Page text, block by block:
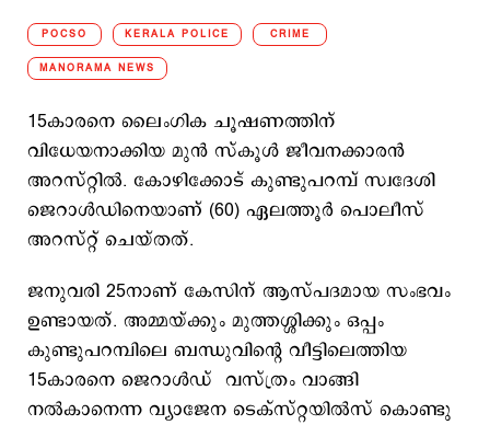
POCSO KERALA POLICE CRIME
MANORAMA NEWS
15കാരനെ ലൈംഗിക ചൂഷണത്തിന്
വിധേയനാക്കിയ മുൻ സ്കൂൾ ജീവനക്കാരൻ
അറസ്റ്റിൽ. കോഴിക്കോട് കുണ്ടുപറമ്പ് സ്വദേശി
ജെറാൾഡിനെയാണ് (60) ഏലത്തൂർ പൊലീസ്
അറസ്റ്റ് ചെയ്തത്.
ജനുവരി 25നാണ് കേസിന് ആസ്പദമായ സംഭവം
ഉണ്ടായത്. അമ്മയ്ക്കും മുത്തശ്ശിക്കും ഒപ്പം
കുണ്ടുപറമ്പിലെ ബന്ധുവിന്റെ വീട്ടിലെത്തിയ
15കാരനെ ജെറാൾഡ് വസ്ത്രം വാങ്ങി
നൽകാനെന്ന വ്യാജേന ടെക്സ്റ്റയിൽസ് കൊണ്ടു